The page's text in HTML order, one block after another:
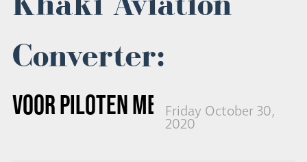
Converter:
VOOR PILOTEN MET STIJLFriday October 30,
2020